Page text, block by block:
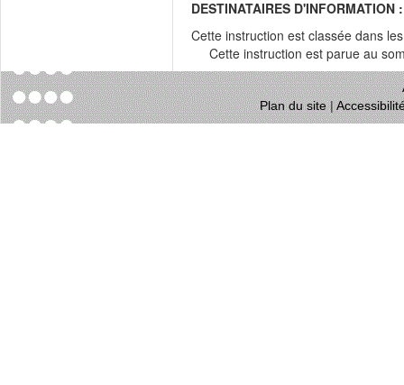
DESTINATAIRES D'INFORMATION :
Cette instruction est classée dans
Cette instruction est parue au
Plan du site|